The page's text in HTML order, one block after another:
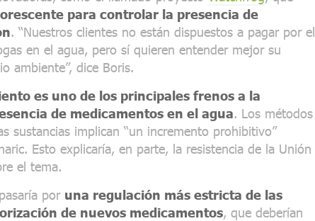
para controlar la presencia de
. “Nuestros clientes no están dispuestos a pagar por el
en el agua, pero sí quieren entender mejor su
ambiente”, dice Boris.
es uno de los principales frenos a la
de medicamentos en el agua. Los métodos
sustancias implican “un incremento prohibitivo”
Esto explicaría, en parte, la resistencia de la Unión
el tema.
por una regulación más estricta de las
de nuevos medicamentos, que deberían